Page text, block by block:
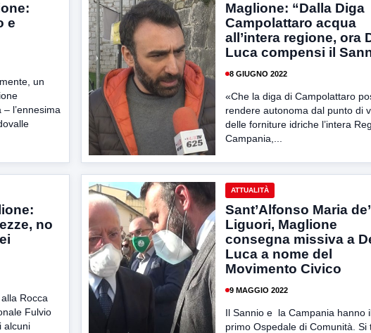
e
un
l’ennesima
Maglione: “Dalla Diga
Campolattaro acqua
all’intera regione, ora
Luca compensi il
8 GIUGNO 2022
«Che la diga di Campolattaro
rendere autonoma dal punto di
delle forniture idriche l’intera
Campania,...
no
Rocca
Fulvio
alcuni
ATTUALITÀ
Sant’Alfonso Maria de’
Liguori, Maglione
consegna missiva a
Luca a nome del
Movimento Civico
9 MAGGIO 2022
Il Sannio e la Campania hanno
primo Ospedale di Comunità. Si